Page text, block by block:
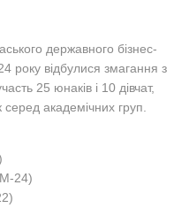
державного бізнес-
року відбулися змагання з
25 юнаків і 10 дівчат,
серед академічних груп.
24)